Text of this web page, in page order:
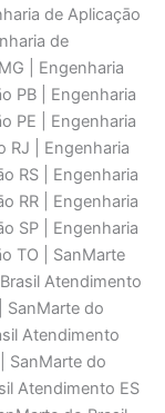
de Aplicaçāo
de
| Engenharia
PB | Engenharia
PE | Engenharia
RJ | Engenharia
RS | Engenharia
RR | Engenharia
SP | Engenharia
TO | SanMarte
Atendimento
SanMarte do
Atendimento
SanMarte do
Atendimento ES